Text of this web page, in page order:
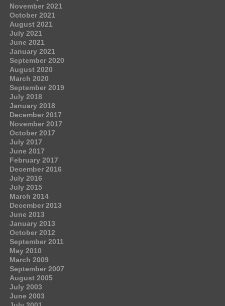
November 2021
October 2021
August 2021
July 2021
June 2021
January 2021
September 2020
August 2020
March 2020
September 2019
July 2018
January 2018
December 2017
November 2017
October 2017
July 2017
June 2017
February 2017
December 2016
July 2016
July 2015
March 2014
December 2013
June 2013
January 2013
October 2012
September 2011
May 2010
March 2009
September 2007
August 2005
July 2003
June 2003